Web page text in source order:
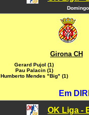
Girona CH
Gerard Pujol (1)
Pau Palacin (1)
Humberto Mendes "Big" (1)
Em
OK Liga -